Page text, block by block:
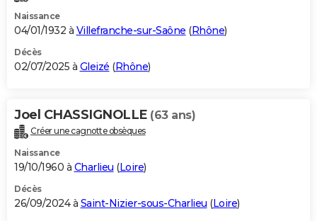
Naissance
04/01/1932 à Villefranche-sur-Saône (Rhône)
Décès
02/07/2025 à Gleizé (Rhône)
Joel CHASSIGNOLLE (63 ans)
Créer une cagnotte obsèques
Naissance
19/10/1960 à Charlieu (Loire)
Décès
26/09/2024 à Saint-Nizier-sous-Charlieu (Loire)